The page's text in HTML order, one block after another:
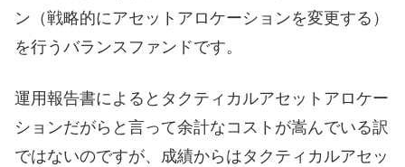
ン（戦略的にアセットアロケーションを変更する）
を行うバランスファンドです。
運用報告書によるとタクティカルアセットアロケー
ションだがらと言って余計なコストが嵩んでいる訳
ではないのですが、成績からはタクティカルアセッ